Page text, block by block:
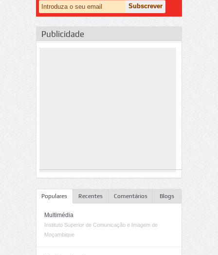
Publicidade
Populares Recentes Comentários Blogs
Multimédia
Instituto Superior de Comunicação e Imagem de
Moçambique